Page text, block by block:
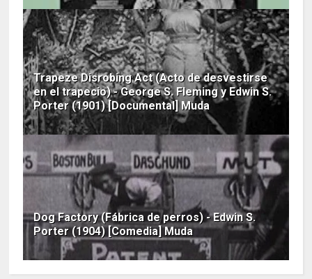
Trapeze Disrobing Act (Acto de desvestirse
en el trapecio) - George S. Fleming y Edwin S.
Porter (1901) [Documental] Muda
Dog Factory (Fábrica de perros) - Edwin S.
Porter (1904) [Comedia] Muda